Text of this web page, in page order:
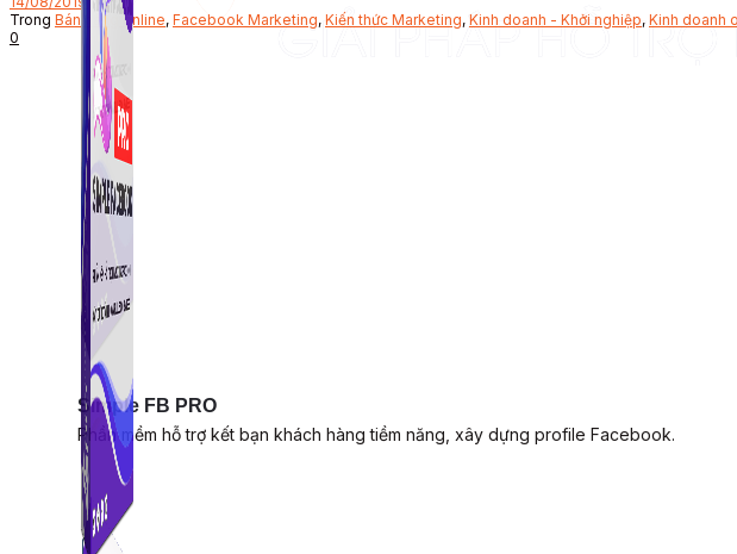
Simple FB PRO
Phần mềm hỗ trợ kết bạn khách hàng tiềm năng, xây dựng profile Facebook.
Trong Bán hàng online, Facebook Marketing, Kiến thức Marketing, Kinh doanh - Khởi nghiệp, Kinh doanh
0